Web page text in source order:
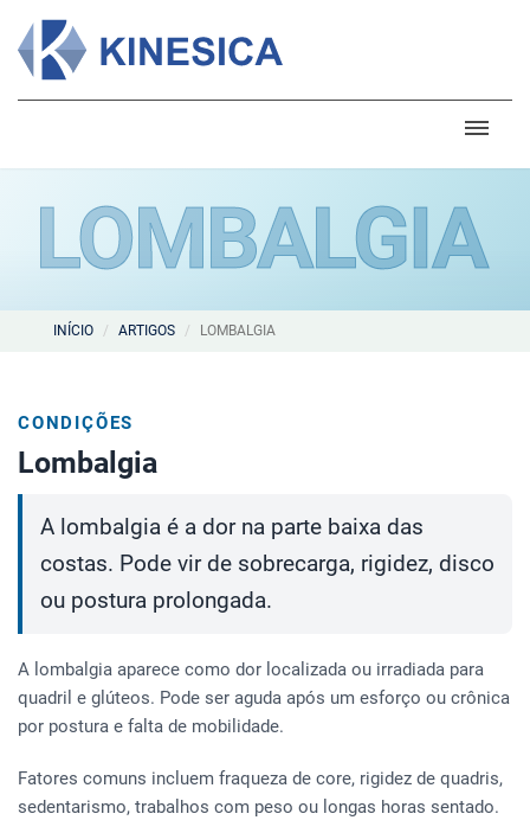
LOMBALGIA
INÍCIO ARTIGOS LOMBALGIA
CONDIÇÕES
Lombalgia
A lombalgia é a dor na parte baixa das
costas. Pode vir de sobrecarga, rigidez, disco
ou postura prolongada.
A lombalgia aparece como dor localizada ou irradiada para
quadril e glúteos. Pode ser aguda após um esforço ou crônica
por postura e falta de mobilidade.
Fatores comuns incluem fraqueza de core, rigidez de quadris,
sedentarismo, trabalhos com peso ou longas horas sentado.